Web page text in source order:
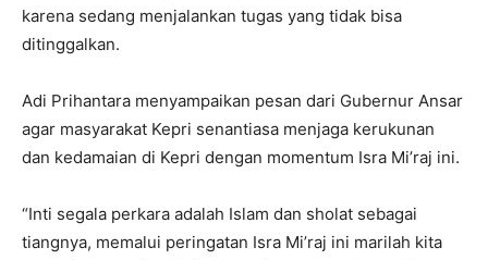
karena sedang menjalankan tugas yang tidak bisa
ditinggalkan.
Adi Prihantara menyampaikan pesan dari Gubernur Ansar
agar masyarakat Kepri senantiasa menjaga kerukunan
dan kedamaian di Kepri dengan momentum Isra Mi’raj ini.
“Inti segala perkara adalah Islam dan sholat sebagai
tiangnya, memalui peringatan Isra Mi’raj ini marilah kita